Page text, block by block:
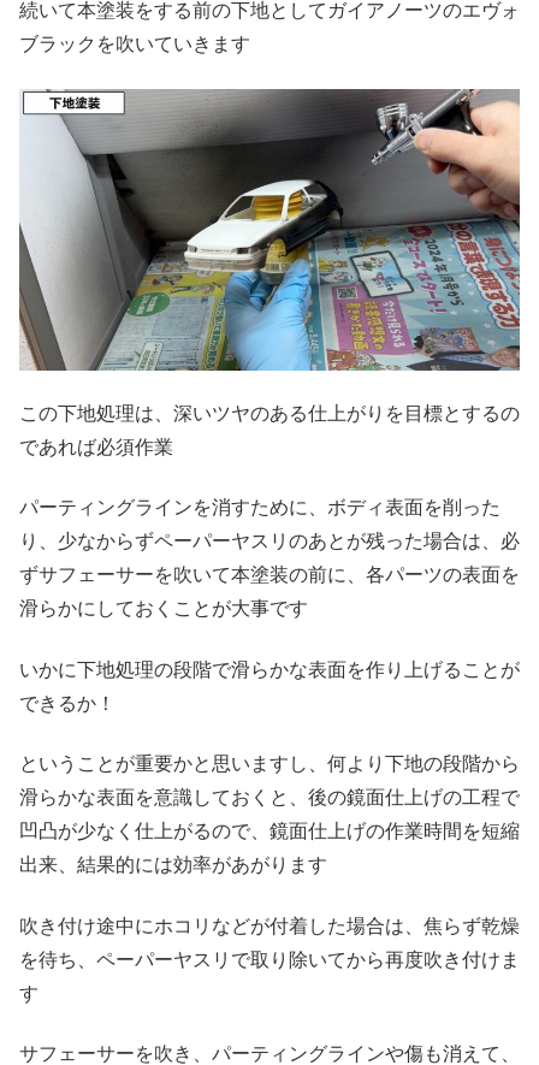
続いて本塗装をする前の下地としてガイアノーツのエヴォ
ブラックを吹いていきます
この下地処理は、深いツヤのある仕上がりを目標とするの
であれば必須作業
パーティングラインを消すために、ボディ表面を削った
り、少なからずペーパーヤスリのあとが残った場合は、必
ずサフェーサーを吹いて本塗装の前に、各パーツの表面を
滑らかにしておくことが大事です
いかに下地処理の段階で滑らかな表面を作り上げることが
できるか！
ということが重要かと思いますし、何より下地の段階から
滑らかな表面を意識しておくと、後の鏡面仕上げの工程で
凹凸が少なく仕上がるので、鏡面仕上げの作業時間を短縮
出来、結果的には効率があがります
吹き付け途中にホコリなどが付着した場合は、焦らず乾燥
を待ち、ペーパーヤスリで取り除いてから再度吹き付けま
す
サフェーサーを吹き、パーティングラインや傷も消えて、